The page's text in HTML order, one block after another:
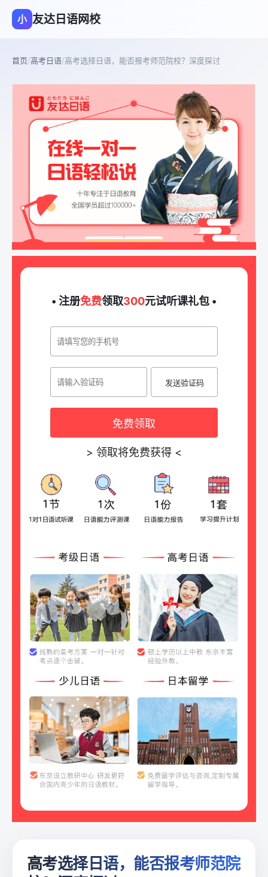
小 友达日语网校
首页/高考日语/高考选择日语，能否报考师范院校？深度探讨
• 注册免费领取300元试听课礼包 •
发送验证码
免费领取
> 领取将免费获得 <
高考选择日语，能否报考师范院